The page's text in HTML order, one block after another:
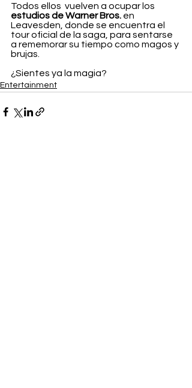
Todos ellos  vuelven a ocupar los
estudios de Warner Bros. en
Leavesden, donde se encuentra el
tour oficial de la saga, para sentarse
a rememorar su tiempo como magos y
brujas.
¿Sientes ya la magia?
Entertainment